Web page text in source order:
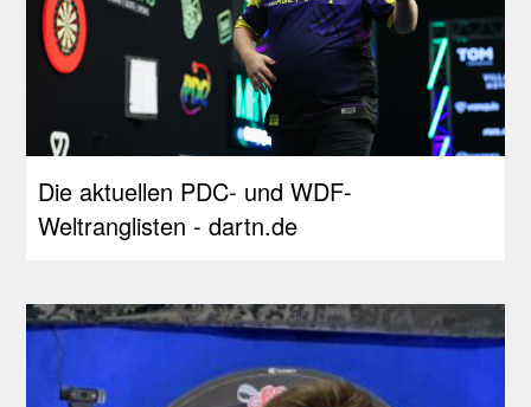
Die aktuellen PDC- und WDF-
Weltranglisten - dartn.de